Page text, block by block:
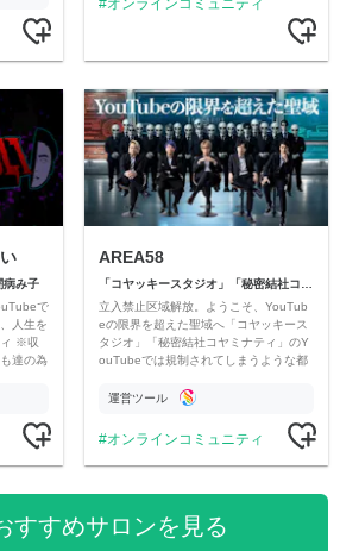
オンラインコミュニティ
病み子
で
人生を
ィ ※収
達の為
AREA58
立入禁止区域解放。ようこそ、YouTub
eの限界を超えた聖域へ「コヤッキース
タジオ」「秘密結社コヤミナティ」のY
ouTubeでは規制されてしまうような都
公開。
運営ツール
オンラインコミュニティ
すすめサロンを見る